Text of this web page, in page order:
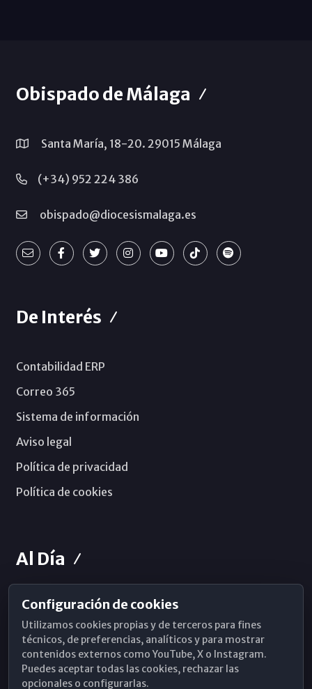
Obispado de Málaga
Santa María, 18-20. 29015 Málaga
(+34) 952 224 386
obispado@diocesismalaga.es
De Interés
Contabilidad ERP
Correo 365
Sistema de información
Aviso legal
Política de privacidad
Política de cookies
Al Día
Horarios de Misa
Hemeroteca
WhatsApp
Configuración de cookies
Utilizamos cookies propias y de terceros para fines
técnicos, de preferencias, analíticos y para mostrar
contenidos externos como YouTube, X o Instagram.
Puedes aceptar todas las cookies, rechazar las
opcionales o configurarlas.